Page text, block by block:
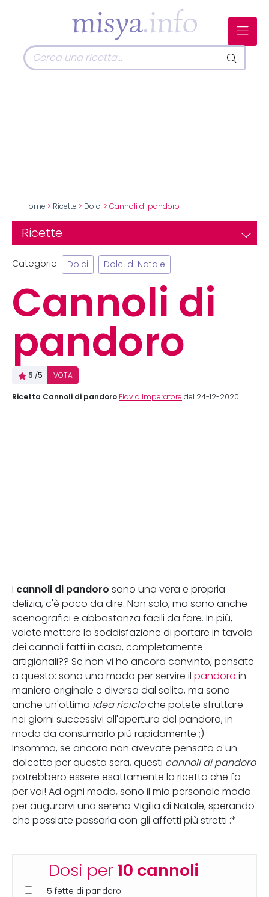
Home > Ricette > Dolci > Cannoli di pandoro
Ricette
Categorie Dolci Dolci di Natale
Cannoli di
pandoro
5 /5 VOTA
Ricetta Cannoli di pandoro Flavia Imperatore del 24-12-2020
I cannoli di pandoro sono una vera e propria
delizia, c'è poco da dire. Non solo, ma sono anche
scenografici e abbastanza facili da fare. In più,
volete mettere la soddisfazione di portare in tavola
dei cannoli fatti in casa, completamente
artigianali?? Se non vi ho ancora convinto, pensate
a questo: sono uno modo per servire il pandoro in
maniera originale e diversa dal solito, ma sono
anche un'ottima idea ricicloche potete sfruttare
nei giorni successivi all'apertura del pandoro, in
modo da consumarlo più rapidamente ;)
Insomma, se ancora non avevate pensato a un
dolcetto per questa sera, questi cannoli di pandoro
potrebbero essere esattamente la ricetta che fa
per voi! Ad ogni modo, sono il mio personale modo
per augurarvi una serena Vigilia di Natale, sperando
che possiate passarla con gli affetti più stretti :*
Dosi per 10 cannoli
5 fette di pandoro